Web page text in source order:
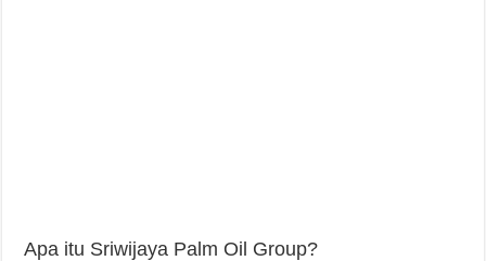
Apa itu Sriwijaya Palm Oil Group?